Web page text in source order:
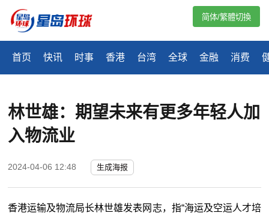
首页 快讯 时事 香港 台湾 全球 金融 消费
简体/繁體切換
林世雄：期望未来有更多年轻人加
入物流业
2024-04-06 12:48 生成海报
香港运输及物流局长林世雄发表网志，指“海运及空运人才培